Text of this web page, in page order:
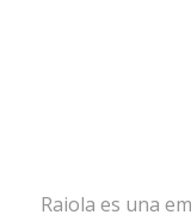
Raiola es una